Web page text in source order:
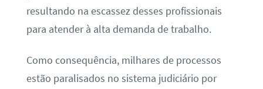
resultando na escassez desses profissionais
para atender à alta demanda de trabalho.
Como consequência, milhares de processos
estão paralisados no sistema judiciário por